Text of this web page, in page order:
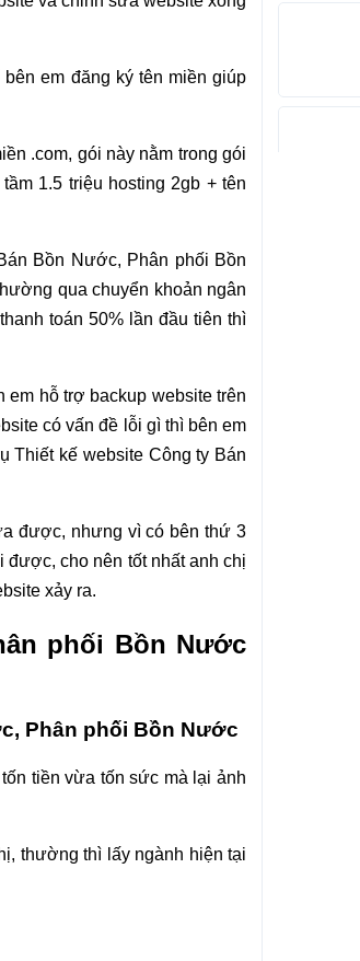
em đăng ký tên miền giúp
.com, gói này nằm trong gói
1.5 triệu hosting 2gb + tên
Bồn Nước, Phân phối Bồn
qua chuyển khoản ngân
toán 50% lần đầu tiên thì
hỗ trợ backup website trên
có vấn đề lỗi gì thì bên em
Thiết kế website Công ty Bán
được, nhưng vì có bên thứ 3
được, cho nên tốt nhất anh chị
xảy ra.
phối Bồn Nước
Phân phối Bồn Nước
tiền vừa tốn sức mà lại ảnh
thường thì lấy ngành hiện tại